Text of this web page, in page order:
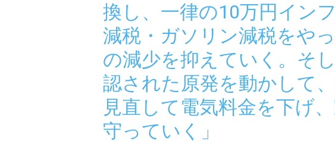
換し、一律の10万円イン
減税・ガソリン減税をや
の減少を抑えていく。そ
認された原発を動かして
見直して電気料金を下げ
守っていく」